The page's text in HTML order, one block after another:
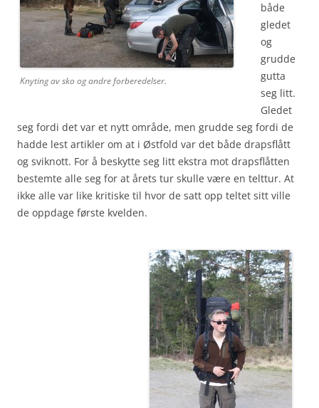
Knyting av sko og andre forberedelser.
både
gledet
og
grudde
gutta
seg litt.
Gledet
seg fordi det var et nytt område, men grudde seg fordi de
hadde lest artikler om at i Østfold var det både drapsflått
og sviknott. For å beskytte seg litt ekstra mot drapsflåtten
bestemte alle seg for at årets tur skulle være en telttur. At
ikke alle var like kritiske til hvor de satt opp teltet sitt ville
de oppdage første kvelden.